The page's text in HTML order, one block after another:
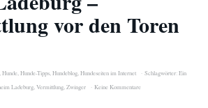
vor den Toren
,Hunde,Hunde-Tipps,Hundeblog,Hundeseiten im Internet Schlagwörter:Ein
Ladeburg,Vermittlung,Zwinger Keine Kommentare